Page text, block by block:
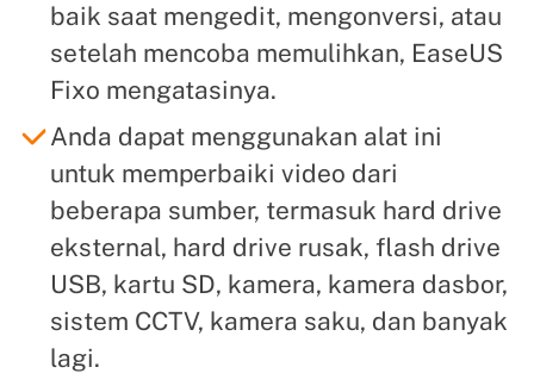
baik saat mengedit, mengonversi, atau
setelah mencoba memulihkan, EaseUS
Fixo mengatasinya.
Anda dapat menggunakan alat ini
untuk memperbaiki video dari
beberapa sumber, termasuk hard drive
eksternal, hard drive rusak, flash drive
USB, kartu SD, kamera, kamera dasbor,
sistem CCTV, kamera saku, dan banyak
lagi.